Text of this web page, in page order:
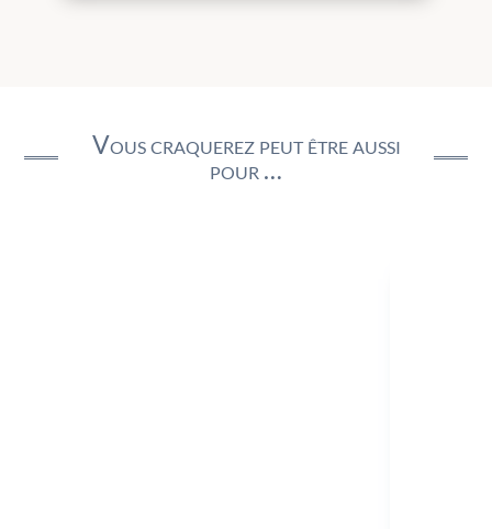
Vous craquerez peut être aussi
pour …